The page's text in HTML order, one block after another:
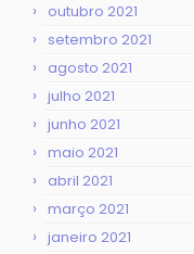
outubro 2021
setembro 2021
agosto 2021
julho 2021
junho 2021
maio 2021
abril 2021
março 2021
janeiro 2021